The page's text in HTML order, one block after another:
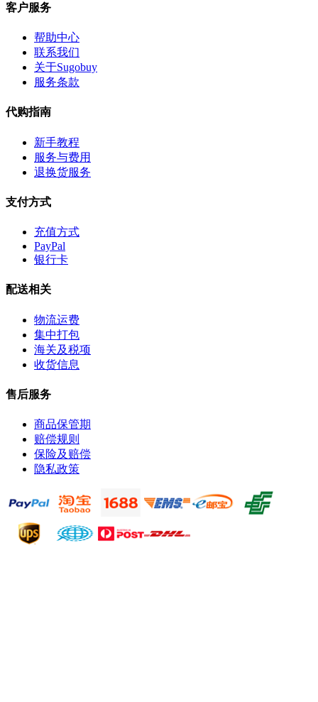
客户服务
帮助中心
联系我们
关于Sugobuy
服务条款
代购指南
新手教程
服务与费用
退换货服务
支付方式
充值方式
PayPal
银行卡
配送相关
物流运费
集中打包
海关及税项
收货信息
售后服务
商品保管期
赔偿规则
保险及赔偿
隐私政策